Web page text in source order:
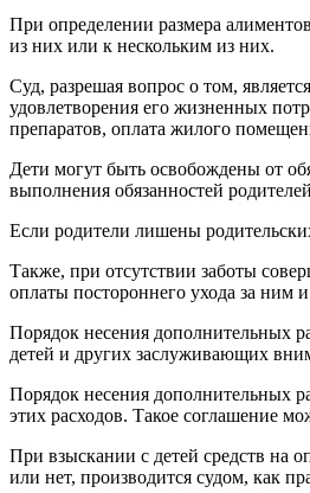
При определении размера
из них или к нескольким из них.
Суд, разрешая вопрос о том,
удовлетворения его жизненных
препаратов, оплата жилого
Дети могут быть освобождены от
выполнения обязанностей
Если родители лишены
Также, при отсутствии заботы
оплаты постороннего ухода за ним
Порядок несения дополнительных
детей и других заслуживающих
Порядок несения дополнительных
этих расходов. Такое соглашение
При взыскании с детей средств на
или нет, производится судом, как